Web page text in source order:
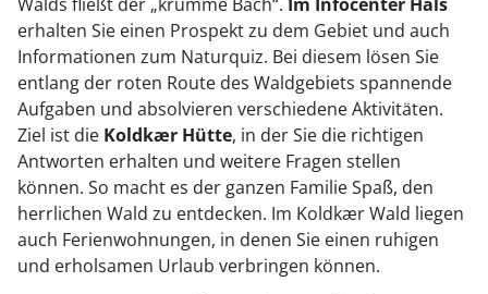
erhalten Sie einen Prospekt zu dem Gebiet und auch
Informationen zum Naturquiz. Bei diesem lösen Sie
entlang der roten Route des Waldgebiets spannende
Aufgaben und absolvieren verschiedene Aktivitäten.
Ziel ist die Koldkær Hütte, in der Sie die richtigen
Antworten erhalten und weitere Fragen stellen
können. So macht es der ganzen Familie Spaß, den
herrlichen Wald zu entdecken. Im Koldkær Wald liegen
auch Ferienwohnungen, in denen Sie einen ruhigen
und erholsamen Urlaub verbringen können.